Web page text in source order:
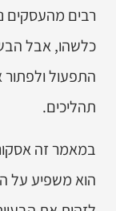
רבים מהעסקים
כלשהו, אבל
התפעול ולפתור
תהליכים.
במאמר זה
הוא משפיע על